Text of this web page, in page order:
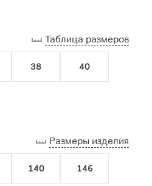
Таблица размеров
38 40
Размеры изделия
140 146